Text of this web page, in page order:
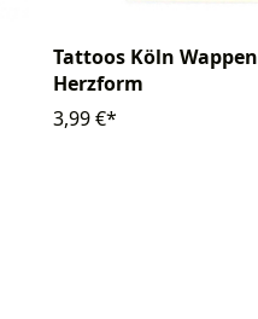
Tattoos Köln Wappen
Herzform
3,99 €*